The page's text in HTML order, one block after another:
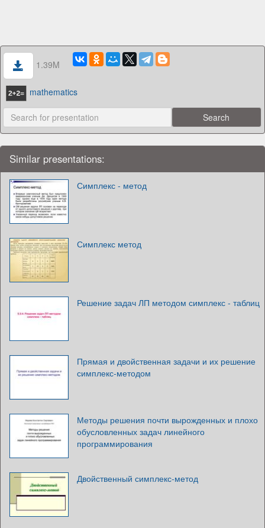
1.39M
mathematics
Similar presentations:
Симплекс - метод
Симплекс метод
Решение задач ЛП методом симплекс - таблиц
Прямая и двойственная задачи и их решение
симплекс-методом
Методы решения почти вырожденных и плохо
обусловленных задач линейного
программирования
Двойственный симплекс-метод